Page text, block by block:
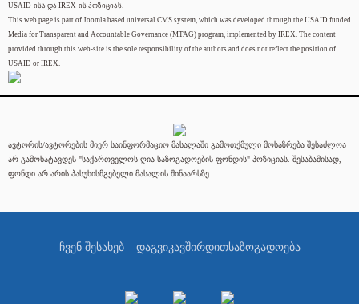
USAID-ისა და IREX-ის პოზიციას.
This web page is part of Joomla based universal CMS system, which was developed through the USAID funded
Media for Transparent and Accountable Governance (MTAG) program, implemented by IREX. The content
provided through this web-site is the sole responsibility of the authors and does not reflect the position of
USAID or IREX.
ავტორის/ავტორების მიერ საინფორმაციო მასალაში გამოთქმული მოსაზრება შესაძლოა
არ გამოხატავდეს "საქართველოს ღია საზოგადოების ფონდის" პოზიციას. შესაბამისად,
ფონდი არ არის პასუხისმგებელი მასალის შინაარსზე.
ჩვენ შესახებ დაგვიკავშირდითსაზოგადოება